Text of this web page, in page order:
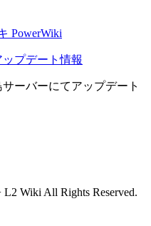
プデート情報
ーバーにてアップデート
L2 Wiki All Rights Reserved.